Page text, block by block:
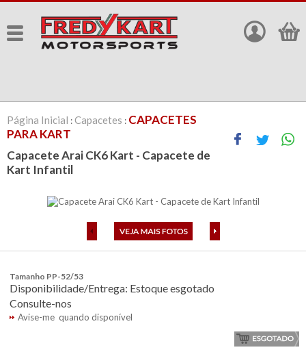
Página Inicial :Capacetes : CAPACETES
PARA KART
Capacete Arai CK6 Kart - Capacete de
Kart Infantil
Tamanho PP-52/53
Disponibilidade/Entrega: Estoque esgotado
Consulte-nos
Avise-me quando disponível